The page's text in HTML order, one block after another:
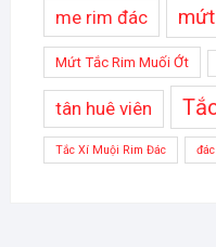
me rim đác
Mứt Tắc Rim Muối Ớt
tân huê viên
Tắc Xí Muội Rim Đác